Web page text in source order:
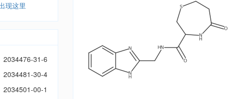
现这里
2034476-31-6
2034481-30-4
2034501-00-1